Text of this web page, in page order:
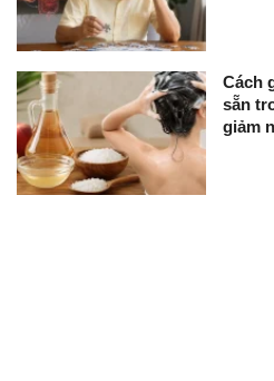
Cách
sẵn
giảm